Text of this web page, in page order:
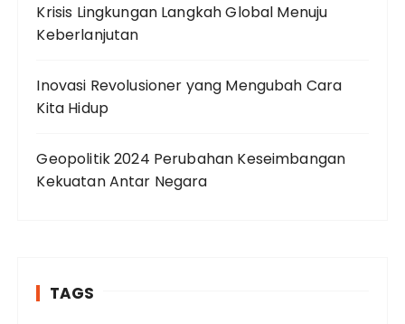
Krisis Lingkungan Langkah Global Menuju
Keberlanjutan
Inovasi Revolusioner yang Mengubah Cara
Kita Hidup
Geopolitik 2024 Perubahan Keseimbangan
Kekuatan Antar Negara
TAGS